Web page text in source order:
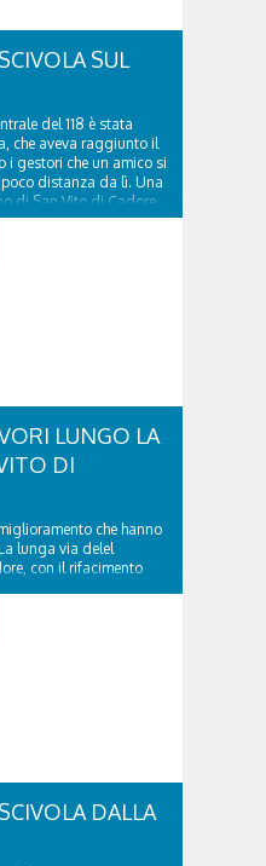
SUL
del 118 è stata
che aveva raggiunto il
i gestori che un amico si
distanza da lì. Una
di San Vito di Cadore
LUNGO LA
DI
che hanno
lunga via delel
con il rifacimento
DALLA